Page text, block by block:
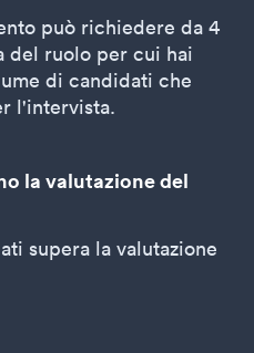
può richiedere da 4
del ruolo per cui hai
di candidati che
l'intervista.
la valutazione del
supera la valutazione